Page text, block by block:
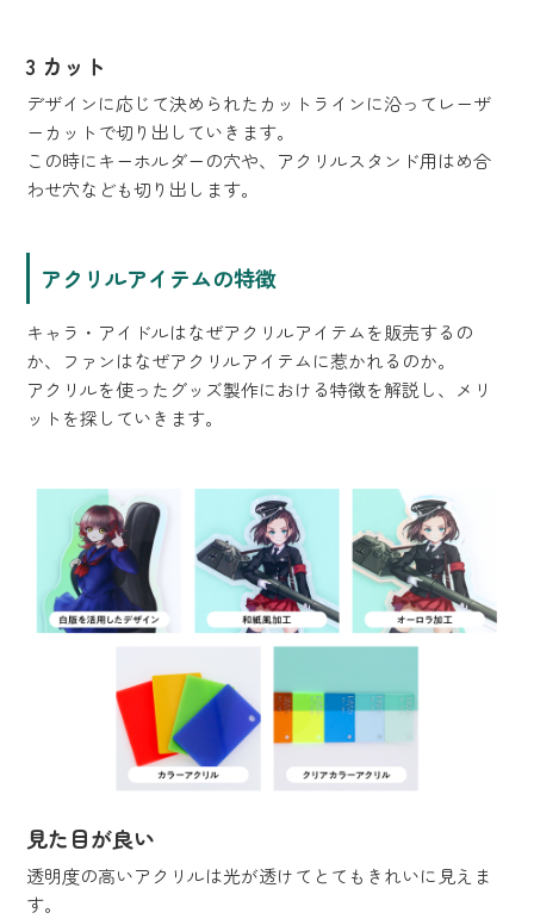
3 カット
デザインに応じて決められたカットラインに沿ってレーザ
ーカットで切り出していきます。
この時にキーホルダーの穴や、アクリルスタンド用はめ合
わせ穴なども切り出します。
アクリルアイテムの特徴
キャラ・アイドルはなぜアクリルアイテムを販売するの
か、ファンはなぜアクリルアイテムに惹かれるのか。
アクリルを使ったグッズ製作における特徴を解説し、メリ
ットを探していきます。
見た目が良い
透明度の高いアクリルは光が透けてとてもきれいに見えま
す。